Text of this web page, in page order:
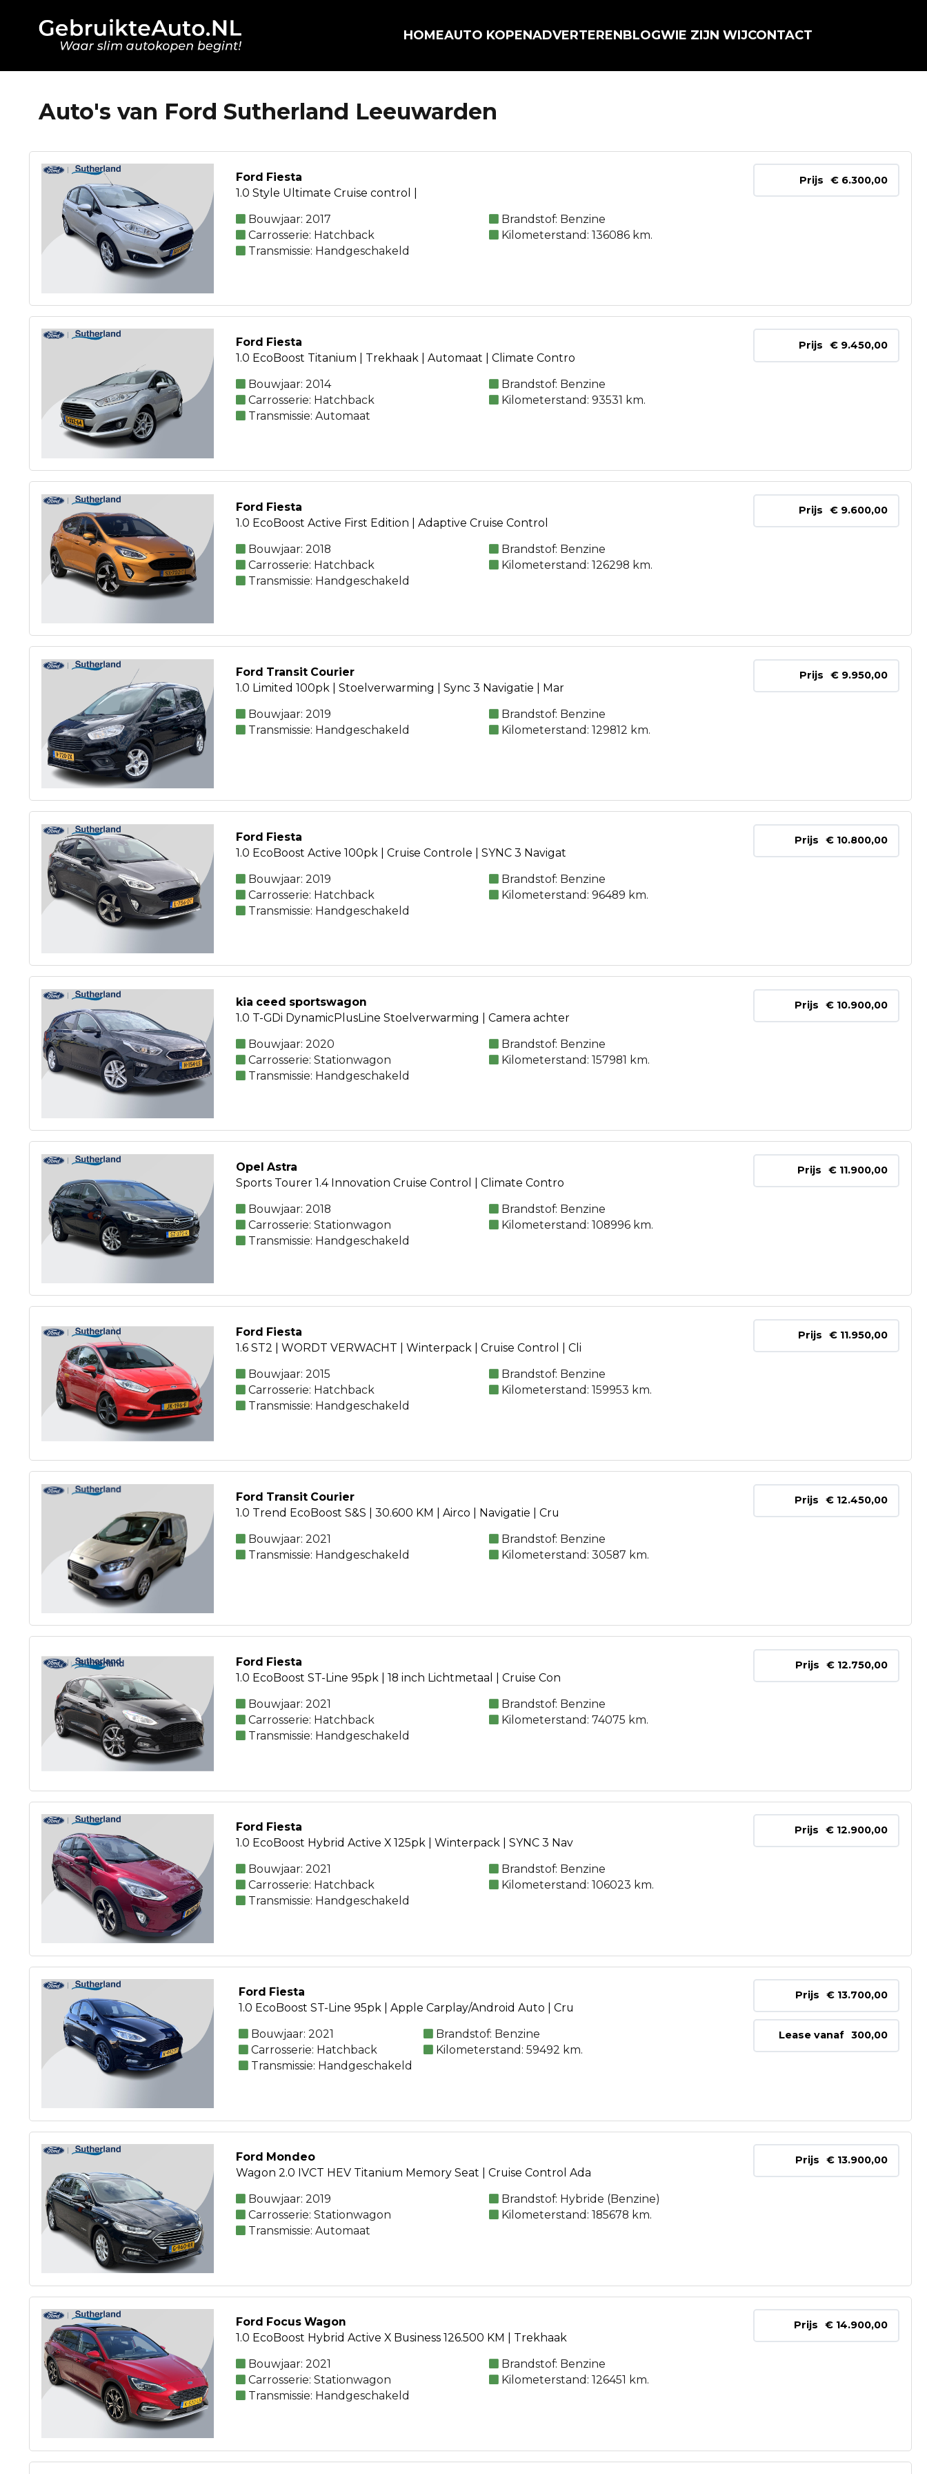
HOMEAUTO KOPENADVERTERENBLOGWIE ZIJN WIJCONTACT
Auto's van Ford Sutherland Leeuwarden
Ford Fiesta
1.0 Style Ultimate Cruise control |
Bouwjaar: 2017
Carrosserie: Hatchback
Transmissie: Handgeschakeld
Brandstof: Benzine
Kilometerstand: 136086 km.
Prijs € 6.300,00
Ford Fiesta
1.0 EcoBoost Titanium | Trekhaak | Automaat | Climate Contro
Bouwjaar: 2014
Carrosserie: Hatchback
Transmissie: Automaat
Brandstof: Benzine
Kilometerstand: 93531 km.
Prijs € 9.450,00
Ford Fiesta
1.0 EcoBoost Active First Edition | Adaptive Cruise Control
Bouwjaar: 2018
Carrosserie: Hatchback
Transmissie: Handgeschakeld
Brandstof: Benzine
Kilometerstand: 126298 km.
Prijs € 9.600,00
Ford Transit Courier
1.0 Limited 100pk | Stoelverwarming | Sync 3 Navigatie | Mar
Bouwjaar: 2019
Transmissie: Handgeschakeld
Brandstof: Benzine
Kilometerstand: 129812 km.
Prijs € 9.950,00
Ford Fiesta
1.0 EcoBoost Active 100pk | Cruise Controle | SYNC 3 Navigat
Bouwjaar: 2019
Carrosserie: Hatchback
Transmissie: Handgeschakeld
Brandstof: Benzine
Kilometerstand: 96489 km.
Prijs € 10.800,00
kia ceed sportswagon
1.0 T-GDi DynamicPlusLine Stoelverwarming | Camera achter
Bouwjaar: 2020
Carrosserie: Stationwagon
Transmissie: Handgeschakeld
Brandstof: Benzine
Kilometerstand: 157981 km.
Prijs € 10.900,00
Opel Astra
Sports Tourer 1.4 Innovation Cruise Control | Climate Contro
Bouwjaar: 2018
Carrosserie: Stationwagon
Transmissie: Handgeschakeld
Brandstof: Benzine
Kilometerstand: 108996 km.
Prijs € 11.900,00
Ford Fiesta
1.6 ST2 | WORDT VERWACHT | Winterpack | Cruise Control | Cli
Bouwjaar: 2015
Carrosserie: Hatchback
Transmissie: Handgeschakeld
Brandstof: Benzine
Kilometerstand: 159953 km.
Prijs € 11.950,00
Ford Transit Courier
1.0 Trend EcoBoost S&S | 30.600 KM | Airco | Navigatie | Cru
Bouwjaar: 2021
Transmissie: Handgeschakeld
Brandstof: Benzine
Kilometerstand: 30587 km.
Prijs € 12.450,00
Ford Fiesta
1.0 EcoBoost ST-Line 95pk | 18 inch Lichtmetaal | Cruise Con
Bouwjaar: 2021
Carrosserie: Hatchback
Transmissie: Handgeschakeld
Brandstof: Benzine
Kilometerstand: 74075 km.
Prijs € 12.750,00
Ford Fiesta
1.0 EcoBoost Hybrid Active X 125pk | Winterpack | SYNC 3 Nav
Bouwjaar: 2021
Carrosserie: Hatchback
Transmissie: Handgeschakeld
Brandstof: Benzine
Kilometerstand: 106023 km.
Prijs € 12.900,00
Ford Fiesta
1.0 EcoBoost ST-Line 95pk | Apple Carplay/Android Auto | Cru
Bouwjaar: 2021
Carrosserie: Hatchback
Transmissie: Handgeschakeld
Brandstof: Benzine
Kilometerstand: 59492 km.
Prijs € 13.700,00
Lease vanaf 300,00
Ford Mondeo
Wagon 2.0 IVCT HEV Titanium Memory Seat | Cruise Control Ada
Bouwjaar: 2019
Carrosserie: Stationwagon
Transmissie: Automaat
Brandstof: Hybride (Benzine)
Kilometerstand: 185678 km.
Prijs € 13.900,00
Ford Focus Wagon
1.0 EcoBoost Hybrid Active X Business 126.500 KM | Trekhaak
Bouwjaar: 2021
Carrosserie: Stationwagon
Transmissie: Handgeschakeld
Brandstof: Benzine
Kilometerstand: 126451 km.
Prijs € 14.900,00